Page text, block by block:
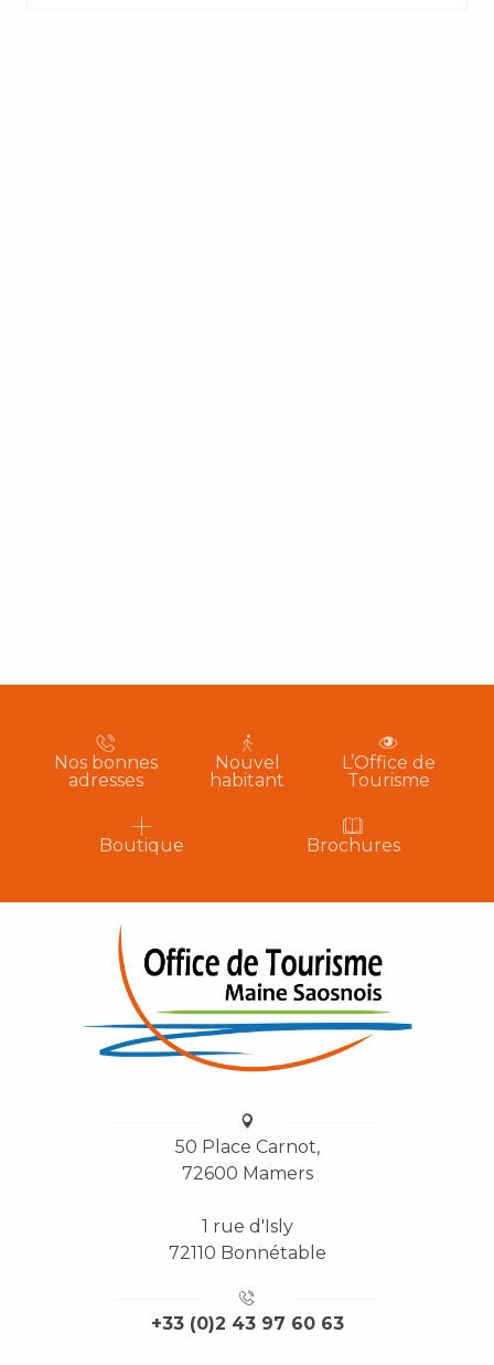
Nos bonnes
adresses
Nouvel
habitant
L’Office de
Tourisme
Boutique Brochures
50 Place Carnot,
72600 Mamers
1 rue d'Isly
72110 Bonnétable
+33 (0)2 43 97 60 63